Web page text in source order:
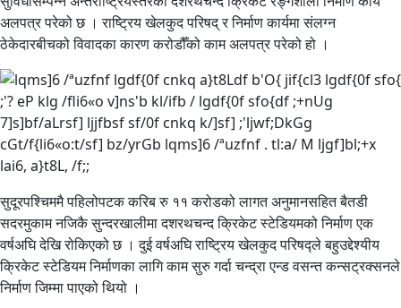
अलपत्र परेको छ । राष्ट्रिय खेलकुद परिषद् र निर्माण कार्यमा संलग्न
ठेकेदारबीचको विवादका कारण करोडौँको काम अलपत्र परेको हो ।
सुदूरपश्चिममै पहिलोपटक करिब रु ११ करोडको लागत अनुमानसहित बैतडी
सदरमुकाम नजिकै सुन्दरखालीमा दशरथचन्द क्रिकेट स्टेडियमको निर्माण एक
वर्षअघि देखि रोकिएको छ । दुई वर्षअघि राष्ट्रिय खेलकुद परिषद्ले बहुउद्देश्यीय
क्रिकेट स्टेडियम निर्माणका लागि काम सुरु गर्दा चन्द्रा एन्ड वसन्त कन्सट्रक्सनले
निर्माण जिम्मा पाएको थियो ।